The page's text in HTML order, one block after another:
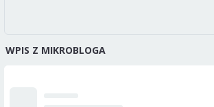
WPIS Z MIKROBLOGA